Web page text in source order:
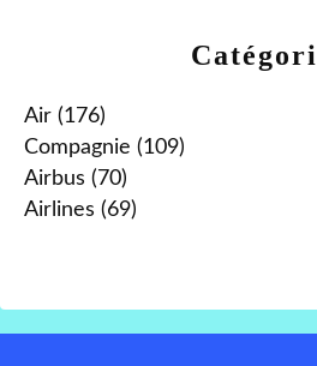
Air (176)
Compagnie (109)
Airbus (70)
Airlines (69)